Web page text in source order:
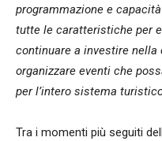
programmazione e
tutte le caratteristiche per
continuare a investire
organizzare eventi che
per l’intero sistema
Tra i momenti più seguiti